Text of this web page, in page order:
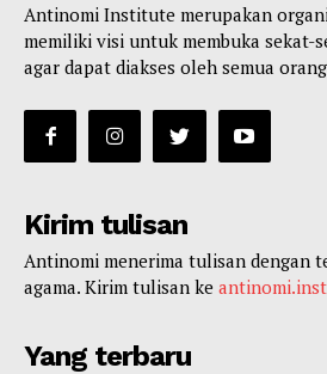
Antinomi Institute merupakan
memiliki visi untuk membuka sekat-
agar dapat diakses oleh semua
Kirim tulisan
Antinomi menerima tulisan dengan
agama. Kirim tulisan ke
Yang terbaru